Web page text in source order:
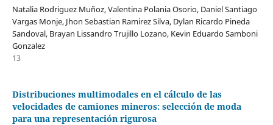
Natalia Rodriguez Muñoz, Valentina Polania Osorio, Daniel Santiago
Vargas Monje, Jhon Sebastian Ramirez Silva, Dylan Ricardo Pineda
Sandoval, Brayan Lissandro Trujillo Lozano, Kevin Eduardo Samboni
Gonzalez
13
Distribuciones multimodales en el cálculo de las
velocidades de camiones mineros: selección de moda
para una representación rigurosa